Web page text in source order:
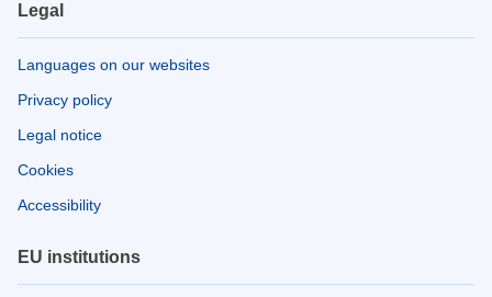
Legal
Languages on our websites
Privacy policy
Legal notice
Cookies
Accessibility
EU institutions